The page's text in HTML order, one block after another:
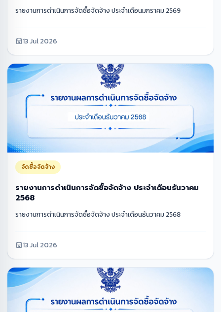
รายงานการดำเนินการจัดซื้อจัดจ้าง ประจำเดือนมกราคม 2569
13 Jul 2026
จัดซื้อจัดจ้าง
รายงานการดำเนินการจัดซื้อจัดจ้าง ประจำเดือนธันวาคม
2568
รายงานการดำเนินการจัดซื้อจัดจ้าง ประจำเดือนธันวาคม 2568
13 Jul 2026